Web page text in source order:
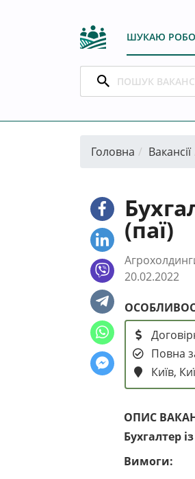
ШУКАЮ
Головна Вакансії
(паї)
20.02.2022
Повна
Київ,
ОПИС
Бухгалтер
Вимоги: